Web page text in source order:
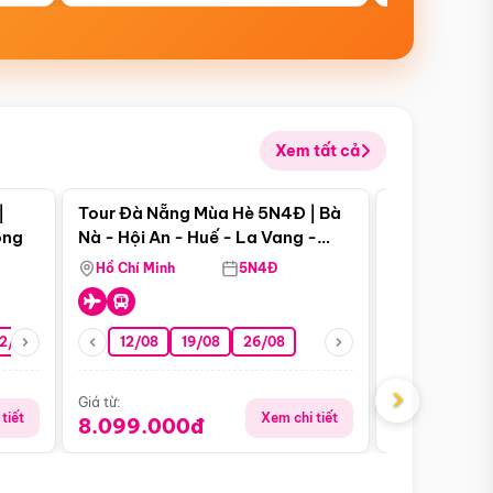
Xem tất cả
08 26/08 05/09 09/09 12/09
tiết
Điểm nổi bật
Tour Đà Nẵng Mùa Hè 5N4Đ | Bà
Nà - Hội An - Huế - La Vang -
Động Thiên Đường
Hồ Chí Minh 5N4Đ
12/08 19/08 26/08
Giá từ:
8.099.000đ Xem chi tiết
Giá từ:
›